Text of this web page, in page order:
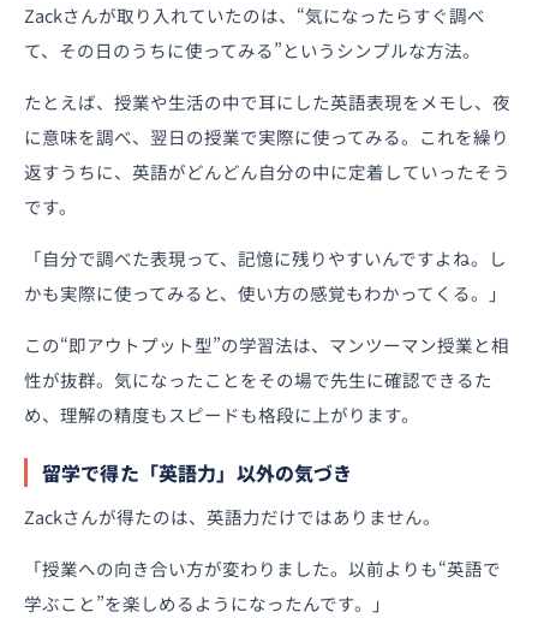
Zackさんが取り入れていたのは、“気になったらすぐ調べ
て、その日のうちに使ってみる”というシンプルな方法。
たとえば、授業や生活の中で耳にした英語表現をメモし、夜
に意味を調べ、翌日の授業で実際に使ってみる。これを繰り
返すうちに、英語がどんどん自分の中に定着していったそう
です。
「自分で調べた表現って、記憶に残りやすいんですよね。し
かも実際に使ってみると、使い方の感覚もわかってくる。」
この“即アウトプット型”の学習法は、マンツーマン授業と相
性が抜群。気になったことをその場で先生に確認できるた
め、理解の精度もスピードも格段に上がります。
留学で得た「英語力」以外の気づき
Zackさんが得たのは、英語力だけではありません。
「授業への向き合い方が変わりました。以前よりも“英語で
学ぶこと”を楽しめるようになったんです。」